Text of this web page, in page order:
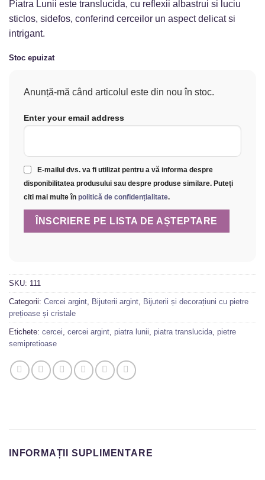
80,00 lei.
Piatra Lunii este translucida, cu reflexii albastrui si luciu
sticlos, sidefos, conferind cerceilor un aspect delicat si
intrigant.
Stoc epuizat
Anunță-mă când articolul este din nou în stoc.
Enter your email address
E-mailul dvs. va fi utilizat pentru a vă informa despre
disponibilitatea produsului sau despre produse similare. Puteți
citi mai multe în politică de confidențialitate.
SKU: 111
Categorii: Cercei argint, Bijuterii argint, Bijuterii și decorațiuni cu pietre
prețioase și cristale
Etichete: cercei, cercei argint, piatra lunii, piatra translucida, pietre
semipretioase
INFORMAȚII SUPLIMENTARE